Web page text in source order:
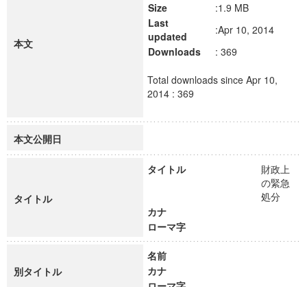
本文
Size
:1.9 MB
Last
updated
:Apr 10, 2014
Downloads
: 369
Total downloads since Apr 10,
2014 : 369
本文公開日
タイトル
タイトル
財政上
の緊急
処分
カナ
ローマ字
別タイトル
名前
カナ